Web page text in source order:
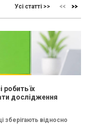
Усі статті >>
робить їх
дослідження
зберігають відносно